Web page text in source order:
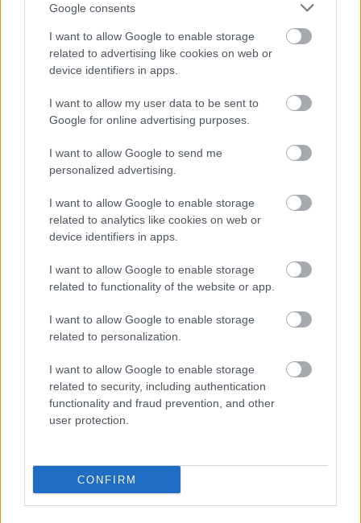
Google consents
I want to allow Google to enable storage
related to advertising like cookies on web or
device identifiers in apps.
I want to allow my user data to be sent to
Google for online advertising purposes.
I want to allow Google to send me
personalized advertising.
I want to allow Google to enable storage
related to analytics like cookies on web or
device identifiers in apps.
I want to allow Google to enable storage
related to functionality of the website or app.
I want to allow Google to enable storage
related to personalization.
I want to allow Google to enable storage
related to security, including authentication
functionality and fraud prevention, and other
user protection.
CONFIRM
15 βιβλία που αξίζει να διαβάσεις φέτος τον
Αύγουστο
6
PODCASTS